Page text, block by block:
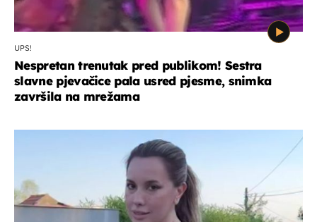
UPS!
Nespretan trenutak pred publikom! Sestra
slavne pjevačice pala usred pjesme, snimka
završila na mrežama